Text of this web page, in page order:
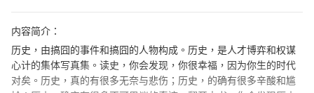
内容简介：
历史，由搞囧的事件和搞囧的人物构成。历史，是人才博弈和权谋
心计的集体写真集。读史，你会发现，你很幸福，因为你生的时代
对矣。历史，真的有很多无奈与悲伤；历史，的确有很多辛酸和尴